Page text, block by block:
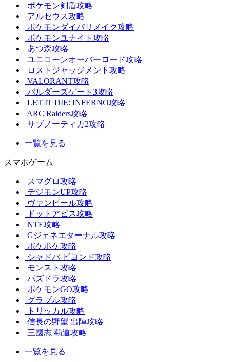
ポケモン剣盾攻略
アルセウス攻略
ポケモンダイパリメイク攻略
ポケモンユナイト攻略
あつ森攻略
ユニコーンオーバーロード攻略
ロストジャッジメント攻略
VALORANT攻略
バルダーズゲート3攻略
LET IT DIE: INFERNO攻略
ARC Raiders攻略
サブノーティカ2攻略
一覧を見る
スマホゲーム
スマグロ攻略
デジモンUP攻略
ヴァンピール攻略
ドットアビス攻略
NTE攻略
Gジェネエターナル攻略
ポケポケ攻略
シャドバ ビヨンド攻略
モンスト攻略
パズドラ攻略
ポケモンGO攻略
グラブル攻略
トリッカル攻略
信長の野望 出陣攻略
三國志 覇道攻略
一覧を見る